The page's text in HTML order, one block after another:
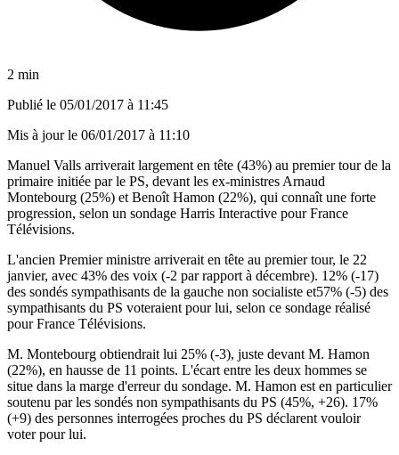
2 min
Publié le 05/01/2017 à 11:45
Mis à jour le 06/01/2017 à 11:10
Manuel Valls arriverait largement en tête (43%) au premier tour de la
primaire initiée par le PS, devant les ex-ministres Arnaud
Montebourg (25%) et Benoît Hamon (22%), qui connaît une forte
progression, selon un sondage Harris Interactive pour France
Télévisions.
L'ancien Premier ministre arriverait en tête au premier tour, le 22
janvier, avec 43% des voix (-2 par rapport à décembre). 12% (-17)
des sondés sympathisants de la gauche non socialiste et57% (-5) des
sympathisants du PS voteraient pour lui, selon ce sondage réalisé
pour France Télévisions.
M. Montebourg obtiendrait lui 25% (-3), juste devant M. Hamon
(22%), en hausse de 11 points. L'écart entre les deux hommes se
situe dans la marge d'erreur du sondage. M. Hamon est en particulier
soutenu par les sondés non sympathisants du PS (45%, +26). 17%
(+9) des personnes interrogées proches du PS déclarent vouloir
voter pour lui.